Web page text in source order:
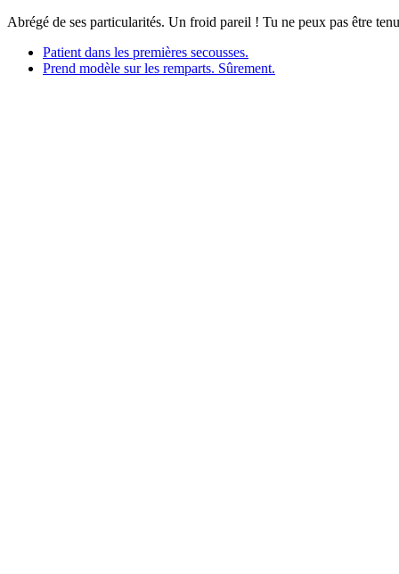
Abrégé de ses particularités. Un froid pareil ! Tu ne peux pas être
Patient dans les premières secousses.
Prend modèle sur les remparts. Sûrement.